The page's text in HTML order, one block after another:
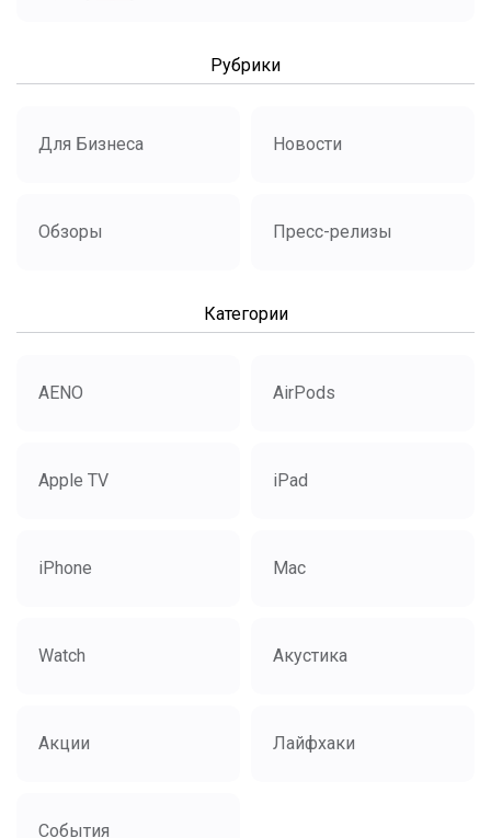
Рубрики
Для Бизнеса Новости
Обзоры Пресс-релизы
Категории
AENO AirPods
Apple TV iPad
iPhone Mac
Watch Акустика
Акции Лайфхаки
События